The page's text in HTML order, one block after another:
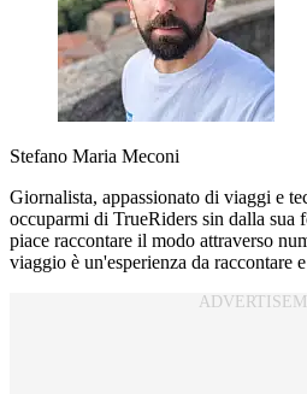
Stefano Maria Meconi
Giornalista, appassionato di viaggi e
occuparmi di TrueRiders sin dalla sua
piace raccontare il modo attraverso
viaggio è un'esperienza da raccontare